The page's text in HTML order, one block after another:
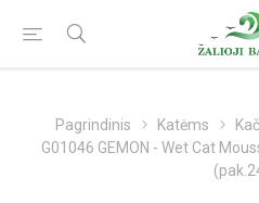
Pagrindinis Katėms
G01046 GEMON - Wet Cat